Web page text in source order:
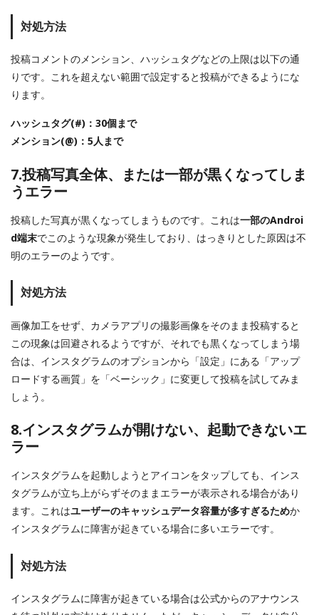
対処方法
投稿コメントのメンション、ハッシュタグなどの上限は以下の通
りです。これを超えない範囲で設定すると投稿ができるようにな
ります。
ハッシュタグ(#)：30個まで
メンション(@)：5人まで
7.投稿写真全体、または一部が黒くなってしま
うエラー
投稿した写真が黒くなってしまうものです。これは一部のAndroi
d端末でこのような現象が発生しており、はっきりとした原因は不
明のエラーのようです。
対処方法
画像加工をせず、カメラアプリの撮影画像をそのまま投稿すると
この現象は回避されるようですが、それでも黒くなってしまう場
合は、インスタグラムのオプションから「設定」にある「アップ
ロードする画質」を「ベーシック」に変更して投稿を試してみま
しょう。
8.インスタグラムが開けない、起動できないエ
ラー
インスタグラムを起動しようとアイコンをタップしても、インス
タグラムが立ち上がらずそのままエラーが表示される場合があり
ます。これはユーザーのキャッシュデータ容量が多すぎるためか
インスタグラムに障害が起きている場合に多いエラーです。
対処方法
インスタグラムに障害が起きている場合は公式からのアナウンス